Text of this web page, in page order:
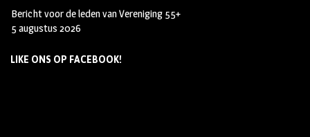
Bericht voor de leden van Vereniging 55+
5 augustus 2026
LIKE ONS OP FACEBOOK!